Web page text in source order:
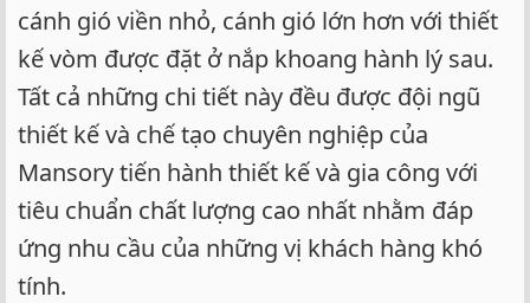
cánh gió viền nhỏ, cánh gió lớn hơn với thiết
kế vòm được đặt ở nắp khoang hành lý sau.
Tất cả những chi tiết này đều được đội ngũ
thiết kế và chế tạo chuyên nghiệp của
Mansory tiến hành thiết kế và gia công với
tiêu chuẩn chất lượng cao nhất nhằm đáp
ứng nhu cầu của những vị khách hàng khó
tính.